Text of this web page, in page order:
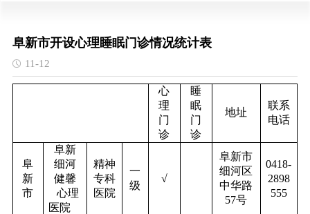
阜新市开设心理睡眠门诊情况统计表
11-12
心
理
门
诊
睡
眠
门
诊
地址
联系
电话
阜
新
市
阜新
细河
健馨
心理
医院
精神
专科
医院
一
级
√
阜新市
细河区
中华路
57号
0418-
2898
555